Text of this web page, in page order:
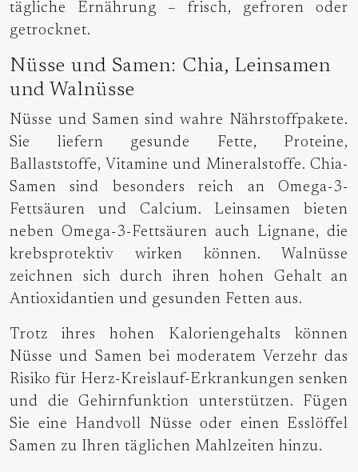
tägliche Ernährung – frisch, gefroren oder
getrocknet.
Nüsse und Samen: Chia, Leinsamen
und Walnüsse
Nüsse und Samen sind wahre Nährstoffpakete.
Sie liefern gesunde Fette, Proteine,
Ballaststoffe, Vitamine und Mineralstoffe. Chia-
Samen sind besonders reich an Omega-3-
Fettsäuren und Calcium. Leinsamen bieten
neben Omega-3-Fettsäuren auch Lignane, die
krebsprotektiv wirken können. Walnüsse
zeichnen sich durch ihren hohen Gehalt an
Antioxidantien und gesunden Fetten aus.
Trotz ihres hohen Kaloriengehalts können
Nüsse und Samen bei moderatem Verzehr das
Risiko für Herz-Kreislauf-Erkrankungen senken
und die Gehirnfunktion unterstützen. Fügen
Sie eine Handvoll Nüsse oder einen Esslöffel
Samen zu Ihren täglichen Mahlzeiten hinzu.